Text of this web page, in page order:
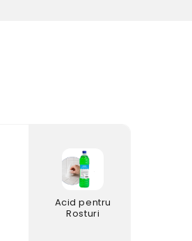
Acid pentru
Rosturi